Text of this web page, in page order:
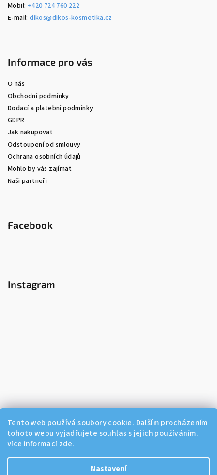
Tento web používá soubory cookie. Dalším procházením
tohoto webu vyjadřujete souhlas s jejich používáním.
Více informací zde.
Nastavení
Mobil: +420 724 760 222
E-mail:dikos@dikos-kosmetika.cz
Informace pro vás
O nás
Obchodní podmínky
Dodací a platební podmínky
GDPR
Jak nakupovat
Odstoupení od smlouvy
Ochrana osobních údajů
Mohlo by vás zajímat
Naši partneři
Facebook
Instagram
Sledovat na Instagramu